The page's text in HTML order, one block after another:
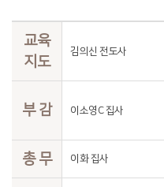
교육
지도
김의신 전도사
부 감 이소영C 집사
총 무 이화 집사